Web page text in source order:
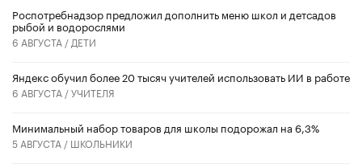
Роспотребнадзор предложил дополнить меню школ и детсадов
рыбой и водорослями
6 АВГУСТА / ДЕТИ
​Яндекс обучил более 20 тысяч учителей использовать ИИ в работе
6 АВГУСТА /УЧИТЕЛЯ
Минимальный набор товаров для школы подорожал на 6,3%
5 АВГУСТА / ШКОЛЬНИКИ